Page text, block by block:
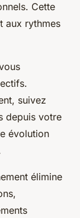
Cette
aux rythmes
suivez
depuis votre
évolution
élimine